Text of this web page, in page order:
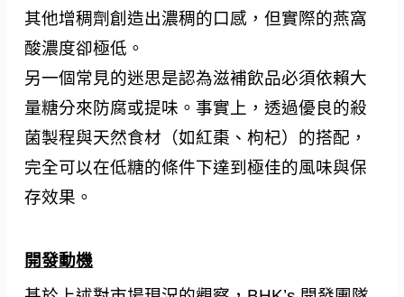
其他增稠劑創造出濃稠的口感，但實際的燕窩
酸濃度卻極低。
另一個常見的迷思是認為滋補飲品必須依賴大
量糖分來防腐或提味。事實上，透過優良的殺
菌製程與天然食材（如紅棗、枸杞）的搭配，
完全可以在低糖的條件下達到極佳的風味與保
存效果。
開發動機